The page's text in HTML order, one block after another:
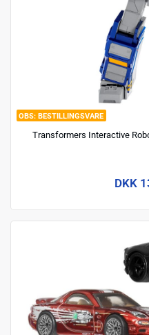
BESTILLINGSVARE
Transformers Interactive
DKK